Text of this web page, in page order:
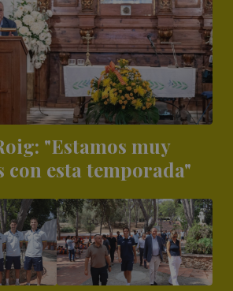
"Estamos muy
con esta temporada"